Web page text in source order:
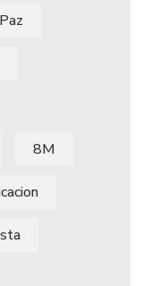
8M